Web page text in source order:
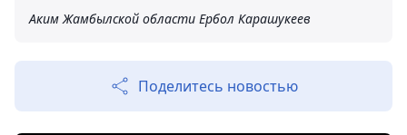
Аким Жамбылской области Ербол Карашукеев
Поделитесь новостью